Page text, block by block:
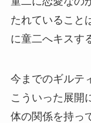
たれていること
に童二へキスす
今までのギルテ
こういった展開
体の関係を持っ